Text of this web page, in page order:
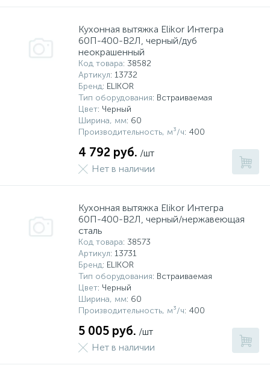
Расширительные баки для отопления и ГВС
Теплоносители и антифризы
Системы управления и принадлежности для
насосов
Коммерческие насосы
Бытовые насосы
Насосы для бассейнов
Гофрированные нержавеющие системы
Медные системы под пайку
Контрольно-измерительные приборы
Теплоизоляция
Корпуса для механических фильтров
Системы контроля протечки воды
Мультипатронные фильтры
водоснабжения
Фильтры механической очистки
Фильтры под мойку
Кухонная вытяжка Elikor Интегра
60П-400-В2Л, черный/дуб
неокрашенный
Код товара: 38582
Артикул: 13732
Бренд: ELIKOR
Тип оборудования: Встраиваемая
Цвет: Черный
Ширина, мм: 60
Производительность, м³/ч: 400
4 792 руб. /шт
Нет в наличии
Кухонная вытяжка Elikor Интегра
60П-400-В2Л, черный/нержавеющая
сталь
Код товара: 38573
Артикул: 13731
Бренд: ELIKOR
Тип оборудования: Встраиваемая
Цвет: Черный
Ширина, мм: 60
Производительность, м³/ч: 400
5 005 руб. /шт
Нет в наличии